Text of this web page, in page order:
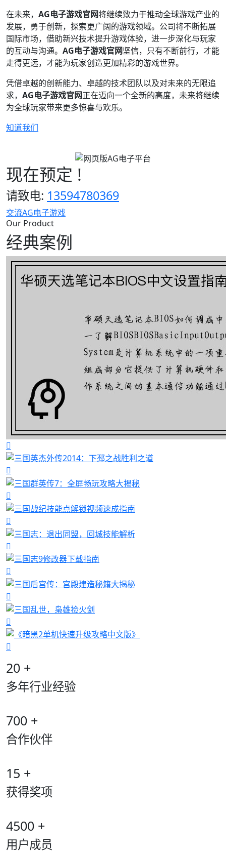
在未来， AG电子游戏官网将继续致力于推动全球游戏产业的
发展，勇于创新，探索更广阔的游戏领域。公司将不断拓展
国际市场，借助新兴技术提升游戏体验，进一步深化与玩家
的互动与沟通。 AG电子游戏官网坚信，只有不断前行，才能
走得更远，才能为玩家创造更加精彩的游戏世界。
凭借卓越的创新能力、卓越的技术团队以及对未来的无限追
求， AG电子游戏官网正在迈向一个全新的高度，未来将继续
为全球玩家带来更多惊喜与欢乐。
知道我们
现在预定 !
请致电: 13594780369
交流AG电子游戏
Our Product
经典案例
20 +
多年行业经验
700 +
合作伙伴
15 +
获得奖项
4500 +
用户成员